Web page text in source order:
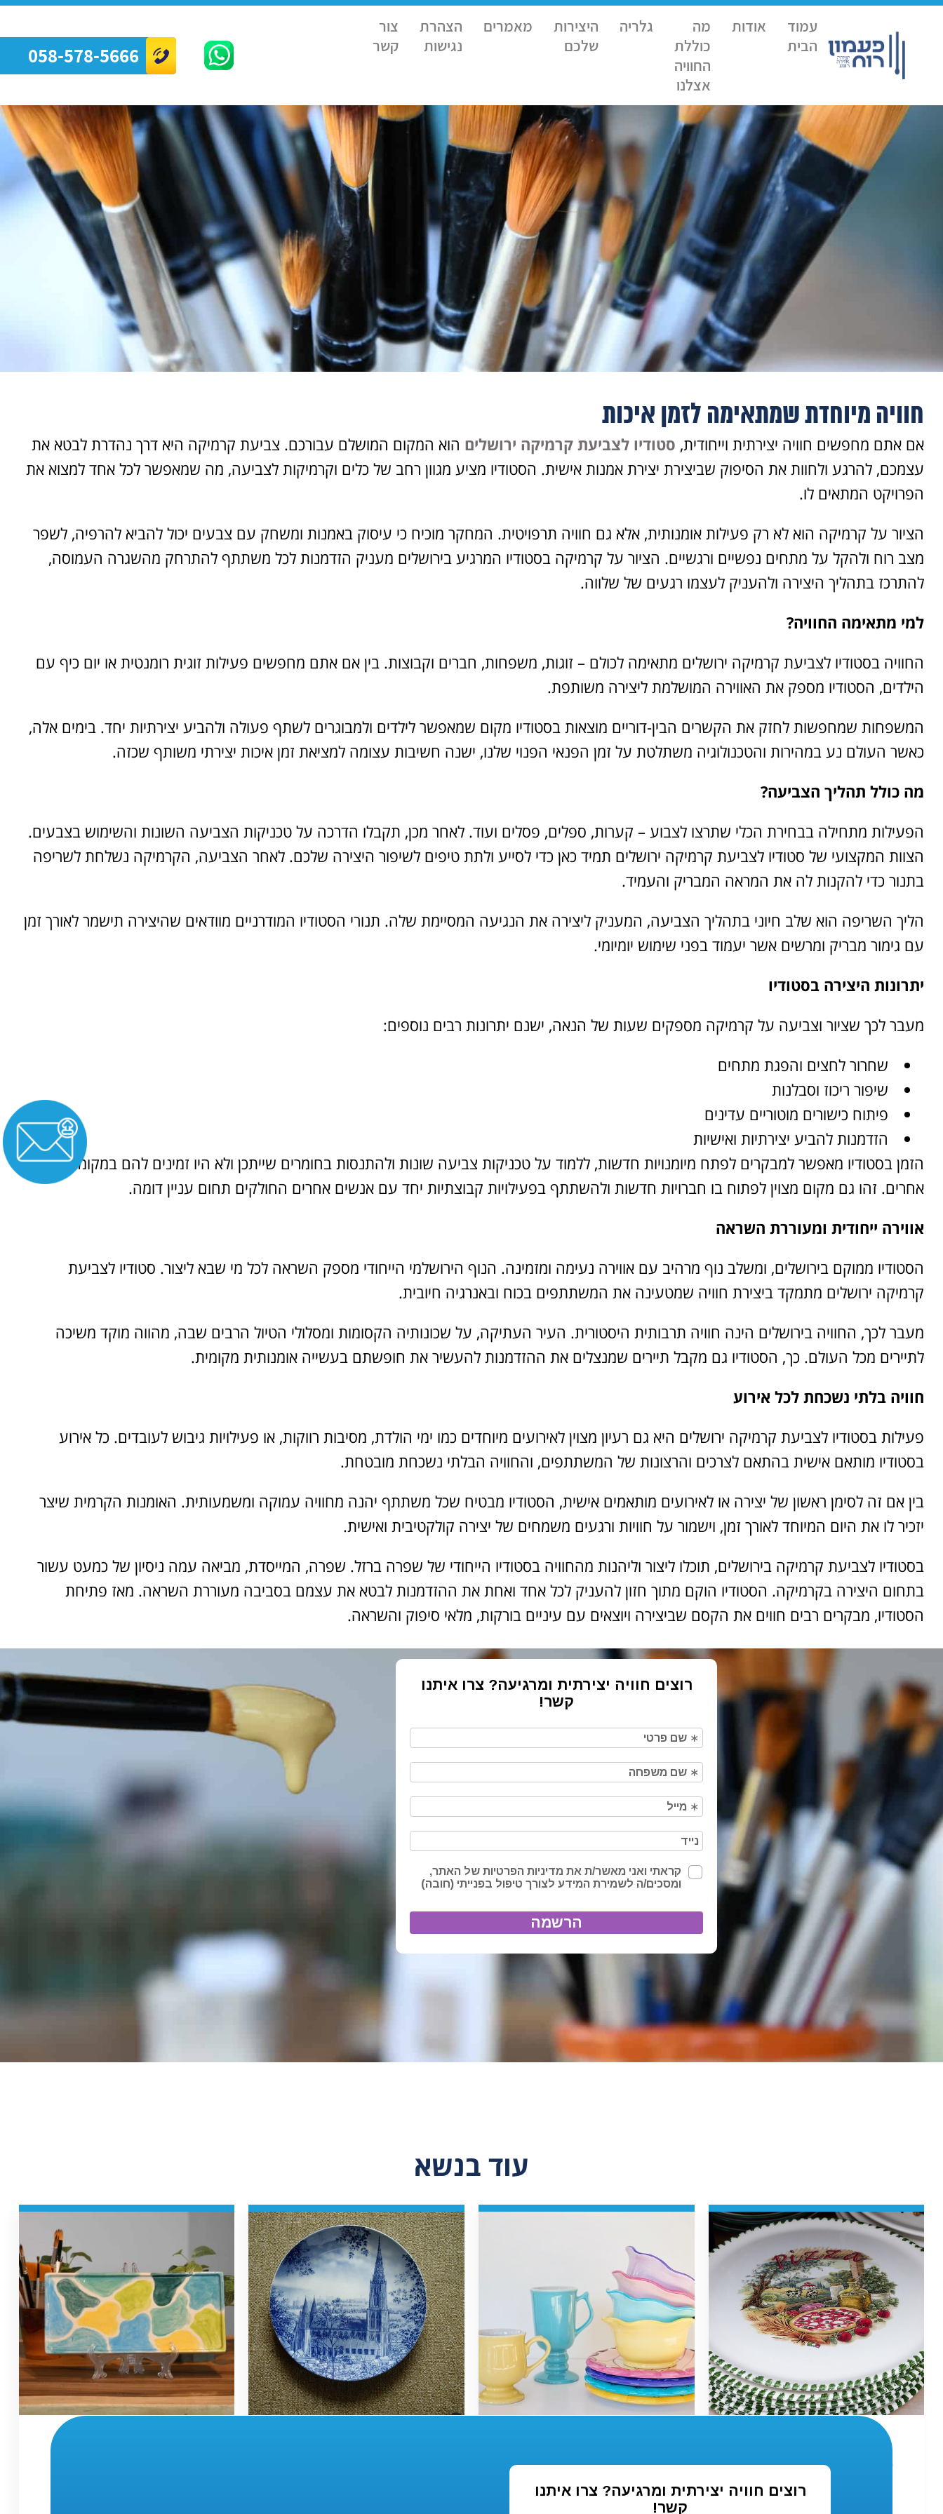
עמוד
הבית
אודות
מה
כוללת
החוויה
אצלנו
גלריה
היצירות
שלכם
מאמרים
הצהרת
נגישות
צור
קשר
058-578-5666
חוויה מיוחדת שמתאימה לזמן איכות
אם אתם מחפשים חוויה יצירתית וייחודית, סטודיו לצביעת קרמיקה ירושלים הוא המקום המושלם עבורכם. צביעת קרמיקה היא דרך נהדרת לבטא את
עצמכם, להרגע ולחוות את הסיפוק שביצירת יצירת אמנות אישית. הסטודיו מציע מגוון רחב של כלים וקרמיקות לצביעה, מה שמאפשר לכל אחד למצוא את
הפרויקט המתאים לו.
הציור על קרמיקה הוא לא רק פעילות אומנותית, אלא גם חוויה תרפויטית. המחקר מוכיח כי עיסוק באמנות ומשחק עם צבעים יכול להביא להרפיה, לשפר
מצב רוח ולהקל על מתחים נפשיים ורגשיים. הציור על קרמיקה בסטודיו המרגיע בירושלים מעניק הזדמנות לכל משתתף להתרחק מהשגרה העמוסה,
להתרכז בתהליך היצירה ולהעניק לעצמו רגעים של שלווה.
למי מתאימה החוויה?
החוויה בסטודיו לצביעת קרמיקה ירושלים מתאימה לכולם – זוגות, משפחות, חברים וקבוצות. בין אם אתם מחפשים פעילות זוגית רומנטית או יום כיף עם
הילדים, הסטודיו מספק את האווירה המושלמת ליצירה משותפת.
המשפחות שמחפשות לחזק את הקשרים הבין-דוריים מוצאות בסטודיו מקום שמאפשר לילדים ולמבוגרים לשתף פעולה ולהביע יצירתיות יחד. בימים אלה,
כאשר העולם נע במהירות והטכנולוגיה משתלטת על זמן הפנאי הפנוי שלנו, ישנה חשיבות עצומה למציאת זמן איכות יצירתי משותף שכזה.
מה כולל תהליך הצביעה?
הפעילות מתחילה בבחירת הכלי שתרצו לצבוע – קערות, ספלים, פסלים ועוד. לאחר מכן, תקבלו הדרכה על טכניקות הצביעה השונות והשימוש בצבעים.
הצוות המקצועי של סטודיו לצביעת קרמיקה ירושלים תמיד כאן כדי לסייע ולתת טיפים לשיפור היצירה שלכם. לאחר הצביעה, הקרמיקה נשלחת לשריפה
בתנור כדי להקנות לה את המראה המבריק והעמיד.
הליך השריפה הוא שלב חיוני בתהליך הצביעה, המעניק ליצירה את הנגיעה המסיימת שלה. תנורי הסטודיו המודרניים מוודאים שהיצירה תישמר לאורך זמן
עם גימור מבריק ומרשים אשר יעמוד בפני שימוש יומיומי.
יתרונות היצירה בסטודיו
מעבר לכך שציור וצביעה על קרמיקה מספקים שעות של הנאה, ישנם יתרונות רבים נוספים:
שחרור לחצים והפגת מתחים
שיפור ריכוז וסבלנות
פיתוח כישורים מוטוריים עדינים
הזדמנות להביע יצירתיות ואישיות
הזמן בסטודיו מאפשר למבקרים לפתח מיומנויות חדשות, ללמוד על טכניקות צביעה שונות ולהתנסות בחומרים שייתכן ולא היו זמינים להם במקומות
אחרים. זהו גם מקום מצוין לפתוח בו חברויות חדשות ולהשתתף בפעילויות קבוצתיות יחד עם אנשים אחרים החולקים תחום עניין דומה.
אווירה ייחודית ומעוררת השראה
הסטודיו ממוקם בירושלים, ומשלב נוף מרהיב עם אווירה נעימה ומזמינה. הנוף הירושלמי הייחודי מספק השראה לכל מי שבא ליצור. סטודיו לצביעת
קרמיקה ירושלים מתמקד ביצירת חוויה שמטעינה את המשתתפים בכוח ובאנרגיה חיובית.
מעבר לכך, החוויה בירושלים הינה חוויה תרבותית היסטורית. העיר העתיקה, על שכונותיה הקסומות ומסלולי הטיול הרבים שבה, מהווה מוקד משיכה
לתיירים מכל העולם. כך, הסטודיו גם מקבל תיירים שמנצלים את ההזדמנות להעשיר את חופשתם בעשייה אומנותית מקומית.
חוויה בלתי נשכחת לכל אירוע
פעילות בסטודיו לצביעת קרמיקה ירושלים היא גם רעיון מצוין לאירועים מיוחדים כמו ימי הולדת, מסיבות רווקות, או פעילויות גיבוש לעובדים. כל אירוע
בסטודיו מותאם אישית בהתאם לצרכים והרצונות של המשתתפים, והחוויה הבלתי נשכחת מובטחת.
בין אם זה לסימן ראשון של יצירה או לאירועים מותאמים אישית, הסטודיו מבטיח שכל משתתף יהנה מחוויה עמוקה ומשמעותית. האומנות הקרמית שיצר
יזכיר לו את היום המיוחד לאורך זמן, וישמור על חוויות ורגעים משמחים של יצירה קולקטיבית ואישית.
בסטודיו לצביעת קרמיקה בירושלים, תוכלו ליצור וליהנות מהחוויה בסטודיו הייחודי של שפרה ברזל. שפרה, המייסדת, מביאה עמה ניסיון של כמעט עשור
בתחום היצירה בקרמיקה. הסטודיו הוקם מתוך חזון להעניק לכל אחד ואחת את ההזדמנות לבטא את עצמם בסביבה מעוררת השראה. מאז פתיחת
הסטודיו, מבקרים רבים חווים את הקסם שביצירה ויוצאים עם עיניים בורקות, מלאי סיפוק והשראה.
עוד בנשא
בילוי רגוע ומהנה
עם יצירה
להפוך כוס
פשוטה לפריט